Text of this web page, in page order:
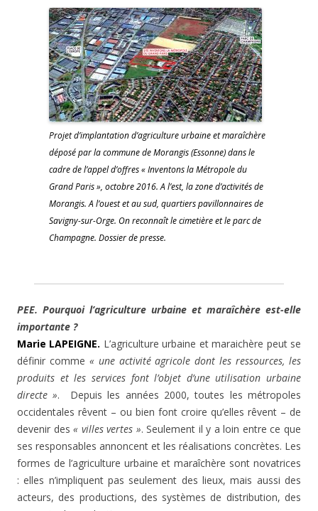
Projet d’implantation d’agriculture urbaine et maraîchère
déposé par la commune de Morangis (Essonne) dans le
cadre de l’appel d’offres « Inventons la Métropole du
Grand Paris », octobre 2016. A l’est, la zone d’activités de
Morangis. A l’ouest et au sud, quartiers pavillonnaires de
Savigny-sur-Orge. On reconnaît le cimetière et le parc de
Champagne. Dossier de presse.
PEE. Pourquoi l’agriculture urbaine et maraîchère est-elle
importante ?
Marie LAPEIGNE. L’agriculture urbaine et maraichère peut se
définir comme « une activité agricole dont les ressources, les
produits et les services font l’objet d’une utilisation urbaine
directe ». Depuis les années 2000, toutes les métropoles
occidentales rêvent – ou bien font croire qu’elles rêvent – de
devenir des« villes vertes ». Seulement il y a loin entre ce que
ses responsables annoncent et les réalisations concrètes. Les
formes de l’agriculture urbaine et maraîchère sont novatrices
: elles n’impliquent pas seulement des lieux, mais aussi des
acteurs, des productions, des systèmes de distribution, des